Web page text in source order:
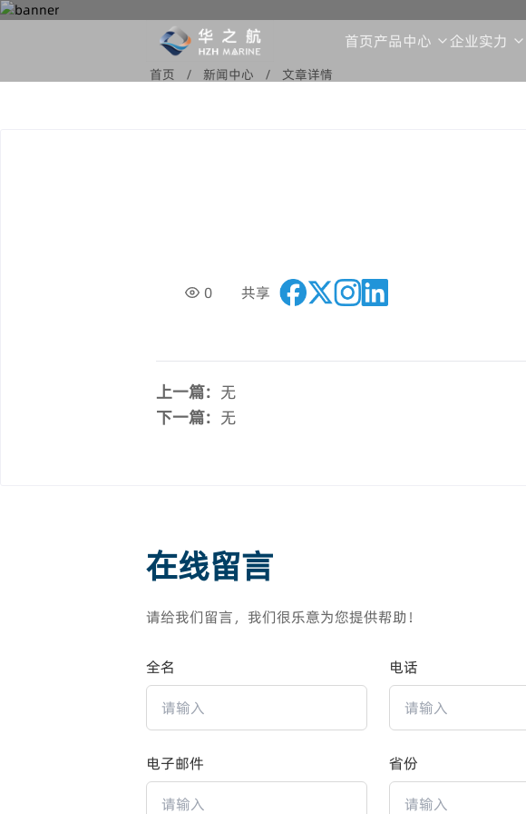
首页产品中心 企业实力
公司简介 荣誉证书
首页 / 新闻中心 / 文章详情
0 共享
上一篇: 无
下一篇: 无
在线留言
请给我们留言，我们很乐意为您提供帮助！
全名 电话
电子邮件 省份